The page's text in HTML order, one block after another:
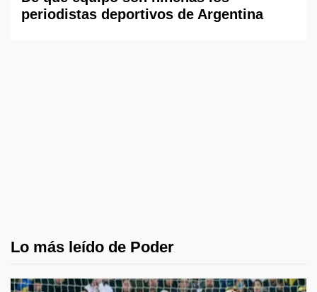
periodistas deportivos de Argentina
Lo más leído de Poder